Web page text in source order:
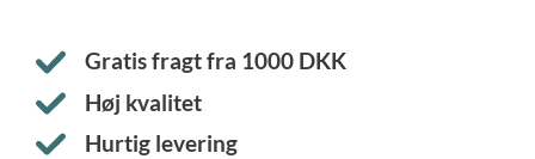
Gratis fragt fra 1000 DKK
Høj kvalitet
Hurtig levering